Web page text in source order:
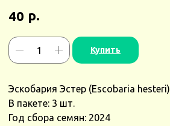
40 р.
Купить
Эскобария Эстер (Escobaria hesteri)
В пакете: 3 шт.
Год сбора семян: 2024